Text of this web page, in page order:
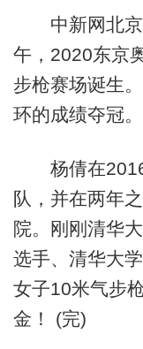
中新网北京7
午，2020东京
步枪赛场诞生
环的成绩夺冠。
杨倩在2016
队，并在两年
院。刚刚清华
选手、清华大
女子10米气步
金！ (完)